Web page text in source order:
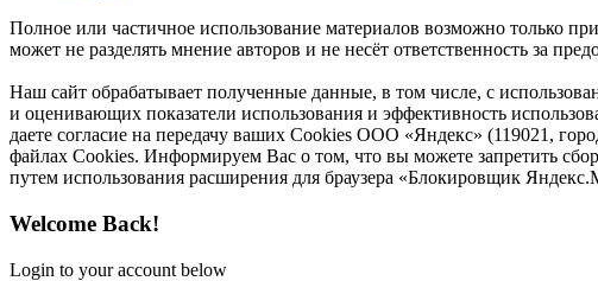
Полное или частичное использование материалов возможно только
может не разделять мнение авторов и не несёт ответственность за
Наш сайт обрабатывает полученные данные, в том числе, с
и оценивающих показатели использования и эффективность
даете согласие на передачу ваших Cookies ООО «Яндекс» (119021,
файлах Cookies. Информируем Вас о том, что вы можете запретить
путем использования расширения для браузера «Блокировщик
Welcome Back!
Login to your account below